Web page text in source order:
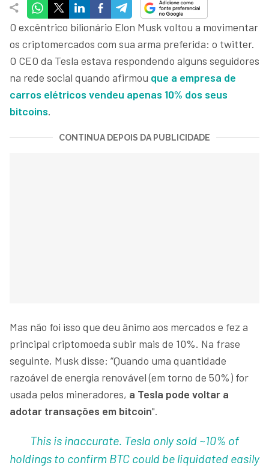
O excêntrico bilionário Elon Musk voltou a movimentar
os criptomercados com sua arma preferida: o twitter.
O CEO da Tesla estava respondendo alguns seguidores
na rede social quando afirmou que a empresa de
carros elétricos vendeu apenas 10% dos seus
bitcoins.
CONTINUA DEPOIS DA PUBLICIDADE
Mas não foi isso que deu ânimo aos mercados e fez a
principal criptomoeda subir mais de 10%. Na frase
seguinte, Musk disse: “Quando uma quantidade
razoável de energia renovável (em torno de 50%) for
usada pelos mineradores, a Tesla pode voltar a
adotar transações em bitcoin".
This is inaccurate. Tesla only sold ~10% of
holdings to confirm BTC could be liquidated easily